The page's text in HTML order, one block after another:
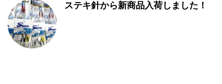
ステキ針から新商品入荷しました！